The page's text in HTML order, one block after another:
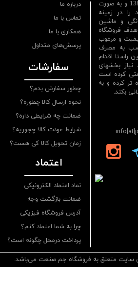
فروشگاه جم صنعت در سال 1385 و به صورت
را در زمینه
و ماشین
فروشگاه
و مرغوب
به مصرف
راستا اقدام
نیاز بخشهای
کرده است
تر کرده و به
بکند.
سفارشات
چطور سفارش بدم؟
نحوه ارسال کالا چطوره؟
ضمانت چه شرایطی داره؟
شرایط عودت کالا چجوریه؟
زمان تحویل کالا کی هست؟
سایت متعلق به فروشگاه جم صنعت می‌باشد.
اعتماد
نماد اعتماد الکترونیکی
ضمانت بازگشت وجه
آدرس فروشگاه فیزیکی
چرا به شما اعتماد کنم؟
پرداخت درمحل چگونه است؟
درباره ما
تماس با ما
همکاری با ما
پرسش‌های متداول